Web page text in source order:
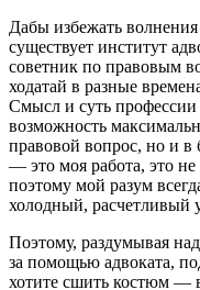
Дабы избежать
существует институт
советник по правовым
ходатай в разные
Смысл и суть
возможность
правовой вопрос, но и
— это моя работа, это
поэтому мой разум
холодный, расчетливый
Поэтому, раздумывая
за помощью адвоката,
хотите сшить костюм —